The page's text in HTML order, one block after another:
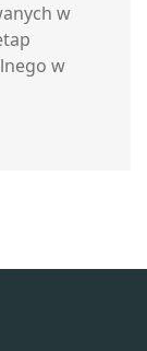
w
w